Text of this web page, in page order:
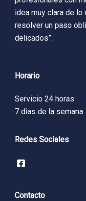
idea muy clara de lo
resolver un paso
delicados”.
Horario
Servicio 24 horas
7 dias de la semana
Redes Sociales
Contacto